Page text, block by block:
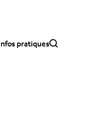
pratiques